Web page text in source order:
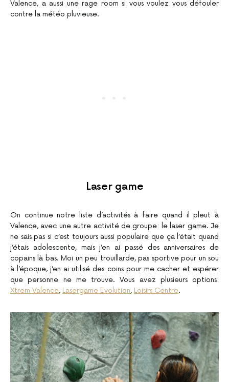
Valence, a aussi une rage room si vous voulez vous défouler
contre la météo pluvieuse.
Laser game
On continue notre liste d’activités à faire quand il pleut à
Valence, avec une autre activité de groupe: le laser game. Je
ne sais pas si c’est toujours aussi populaire que ça l’était quand
j’étais adolescente, mais j’en ai passé des anniversaires de
copains là bas. Moi un peu trouillarde, pas sportive pour un sou
à l’époque, j’en ai utilisé des coins pour me cacher et espérer
que personne ne me trouve. Vous avez plusieurs options:
Xtrem Valence, Lasergame Evolution, Loisirs Centre.